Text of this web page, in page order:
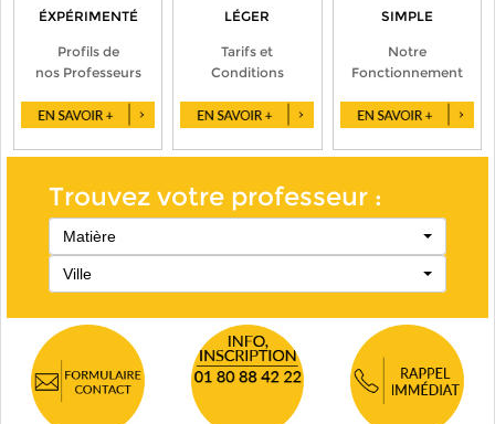
ÉXPÉRIMENTÉ
Profils de
nos Professeurs
LÉGER
Tarifs et
Conditions
SIMPLE
Notre
Fonctionnement
Trouvez votre professeur :
Matière
Ville